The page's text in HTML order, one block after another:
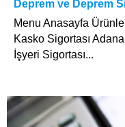
Deprem ve Deprem
Menu Anasayfa
Kasko Sigortası
İşyeri Sigortası...